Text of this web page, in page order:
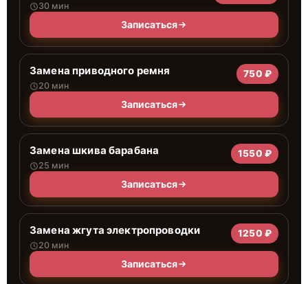
30 мин
Записаться
Замена приводного ремня
20 мин
750 ₽
Записаться
Замена шкива барабана
25 мин
1550 ₽
Записаться
Замена жгута электропроводки
20 мин
1250 ₽
Записаться